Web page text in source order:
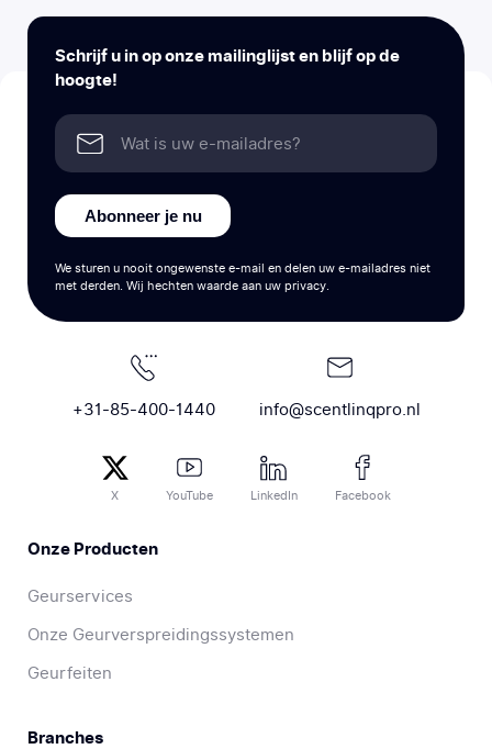
Schrijf u in op onze mailinglijst en blijf op de
hoogte!
Abonneer je nu
We sturen u nooit ongewenste e-mail en delen uw e-mailadres niet
met derden. Wij hechten waarde aan uw privacy.
+31-85-400-1440 info@scentlinqpro.nl
X YouTube LinkedIn Facebook
Onze Producten
Geurservices
Onze Geurverspreidingssystemen
Geurfeiten
Branches